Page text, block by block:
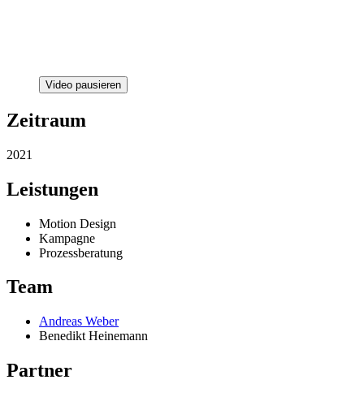
Video pausieren
Zeitraum
2021
Leistungen
Motion Design
Kampagne
Prozessberatung
Team
Andreas Weber
Benedikt Heinemann
Partner